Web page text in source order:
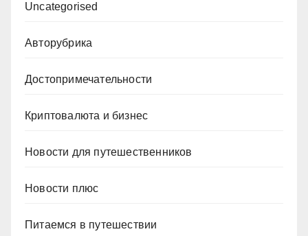
Uncategorised
Авторубрика
Достопримечательности
Криптовалюта и бизнес
Новости для путешественников
Новости плюс
Питаемся в путешествии